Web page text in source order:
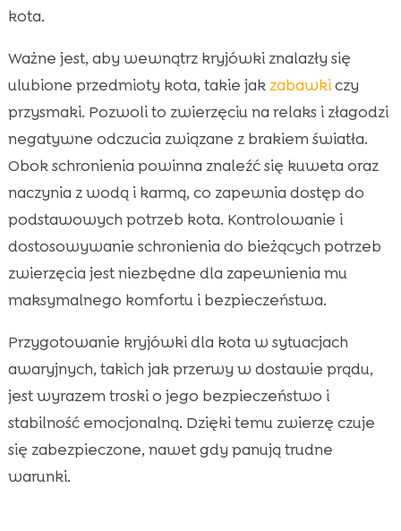
kota.
Ważne jest, aby wewnątrz kryjówki znalazły się
ulubione przedmioty kota, takie jak zabawkiczy
przysmaki. Pozwoli to zwierzęciu na relaks i złagodzi
negatywne odczucia związane z brakiem światła.
Obok schronienia powinna znaleźć się kuweta oraz
naczynia z wodą i karmą, co zapewnia dostęp do
podstawowych potrzeb kota. Kontrolowanie i
dostosowywanie schronienia do bieżących potrzeb
zwierzęcia jest niezbędne dla zapewnienia mu
maksymalnego komfortu i bezpieczeństwa.
Przygotowanie kryjówki dla kota w sytuacjach
awaryjnych, takich jak przerwy w dostawie prądu,
jest wyrazem troski o jego bezpieczeństwo i
stabilność emocjonalną. Dzięki temu zwierzę czuje
się zabezpieczone, nawet gdy panują trudne
warunki.